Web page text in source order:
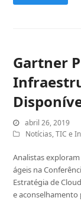
Gartner
abril 26, 2019
Notícias,TIC e
Analistas
ágeis na
Estratégia de
e aconselhamento